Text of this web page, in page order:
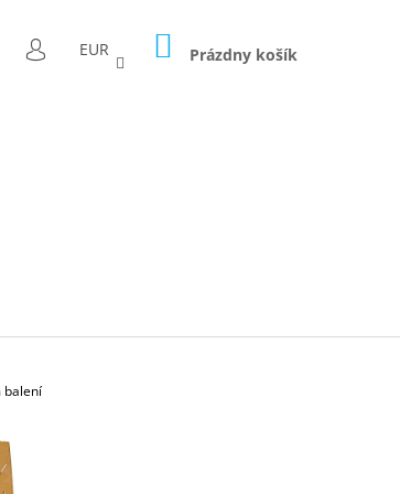
PRIHLÁSENIE
EUR NÁKUPNÝ
KOŠÍK
Prázdny košík
balení